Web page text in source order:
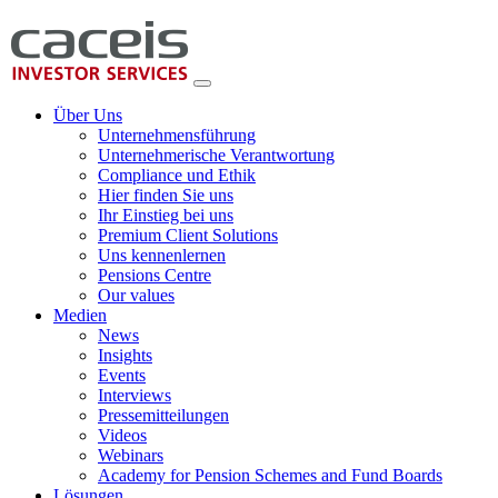
Über Uns
Unternehmensführung
Unternehmerische Verantwortung
Compliance und Ethik
Hier finden Sie uns
Ihr Einstieg bei uns
Premium Client Solutions
Uns kennenlernen
Pensions Centre
Our values
Medien
News
Insights
Events
Interviews
Pressemitteilungen
Videos
Webinars
Academy for Pension Schemes and Fund Boards